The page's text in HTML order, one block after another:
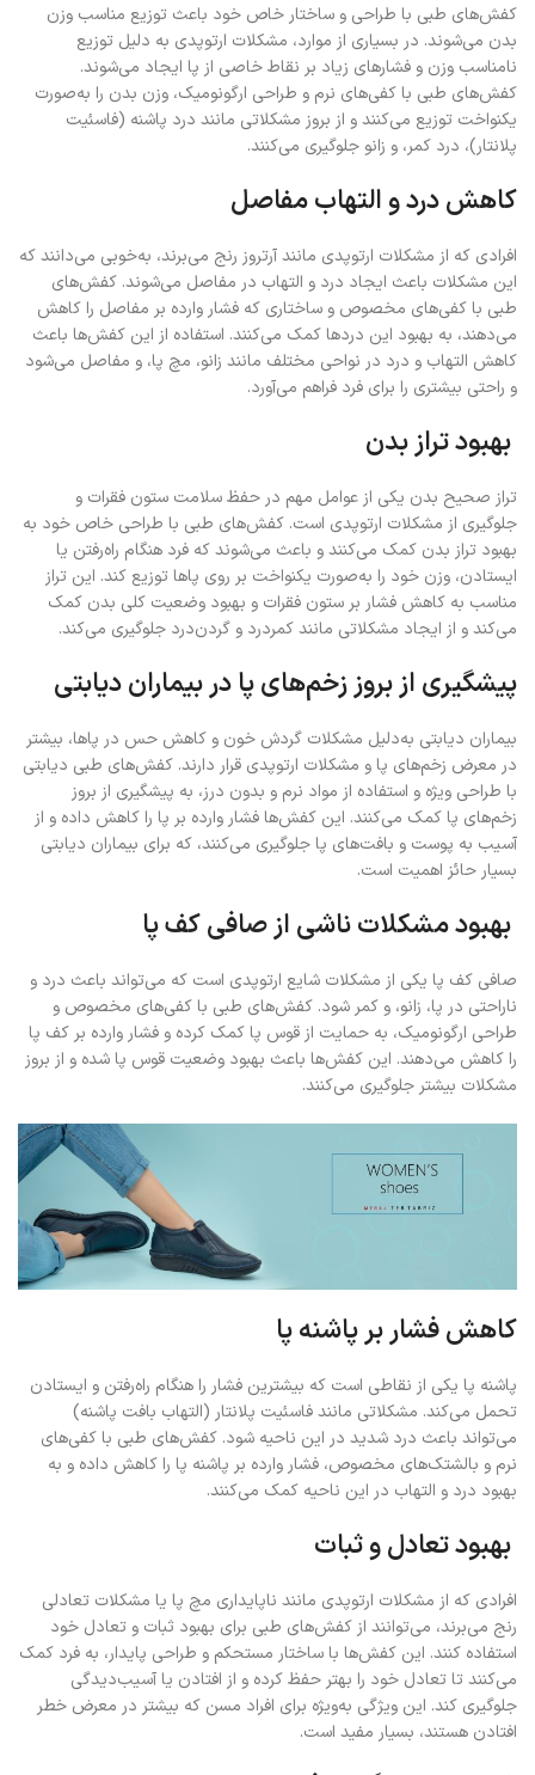
کفش‌های طبی با طراحی و ساختار خاص خود باعث توزیع مناسب وزن
بدن می‌شوند. در بسیاری از موارد، مشکلات ارتوپدی به دلیل توزیع
نامناسب وزن و فشارهای زیاد بر نقاط خاصی از پا ایجاد می‌شوند.
کفش‌های طبی با کفی‌های نرم و طراحی ارگونومیک، وزن بدن را به‌صورت
یکنواخت توزیع می‌کنند و از بروز مشکلاتی مانند درد پاشنه (فاسئیت
پلانتار)، درد کمر، و زانو جلوگیری می‌کنند.
کاهش درد و التهاب مفاصل
افرادی که از مشکلات ارتوپدی مانند آرتروز رنج می‌برند، به‌خوبی می‌دانند که
این مشکلات باعث ایجاد درد و التهاب در مفاصل می‌شوند. کفش‌های
طبی با کفی‌های مخصوص و ساختاری که فشار وارده بر مفاصل را کاهش
می‌دهند، به بهبود این دردها کمک می‌کنند. استفاده از این کفش‌ها باعث
کاهش التهاب و درد در نواحی مختلف مانند زانو، مچ پا، و مفاصل می‌شود
و راحتی بیشتری را برای فرد فراهم می‌آورد.
بهبود تراز بدن
تراز صحیح بدن یکی از عوامل مهم در حفظ سلامت ستون فقرات و
جلوگیری از مشکلات ارتوپدی است. کفش‌های طبی با طراحی خاص خود به
بهبود تراز بدن کمک می‌کنند و باعث می‌شوند که فرد هنگام راه‌رفتن یا
ایستادن، وزن خود را به‌صورت یکنواخت بر روی پاها توزیع کند. این تراز
مناسب به کاهش فشار بر ستون فقرات و بهبود وضعیت کلی بدن کمک
می‌کند و از ایجاد مشکلاتی مانند کمردرد و گردن‌درد جلوگیری می‌کند.
پیشگیری از بروز زخم‌های پا در بیماران دیابتی
بیماران دیابتی به‌دلیل مشکلات گردش خون و کاهش حس در پاها، بیشتر
در معرض زخم‌های پا و مشکلات ارتوپدی قرار دارند. کفش‌های طبی دیابتی
با طراحی ویژه و استفاده از مواد نرم و بدون درز، به پیشگیری از بروز
زخم‌های پا کمک می‌کنند. این کفش‌ها فشار وارده بر پا را کاهش داده و از
آسیب به پوست و بافت‌های پا جلوگیری می‌کنند، که برای بیماران دیابتی
بسیار حائز اهمیت است.
بهبود مشکلات ناشی از صافی کف پا
صافی کف پا یکی از مشکلات شایع ارتوپدی است که می‌تواند باعث درد و
ناراحتی در پا، زانو، و کمر شود. کفش‌های طبی با کفی‌های مخصوص و
طراحی ارگونومیک، به حمایت از قوس پا کمک کرده و فشار وارده بر کف پا
را کاهش می‌دهند. این کفش‌ها باعث بهبود وضعیت قوس پا شده و از بروز
مشکلات بیشتر جلوگیری می‌کنند.
کاهش فشار بر پاشنه پا
پاشنه پا یکی از نقاطی است که بیشترین فشار را هنگام راه‌رفتن و ایستادن
تحمل می‌کند. مشکلاتی مانند فاسئیت پلانتار (التهاب بافت پاشنه)
می‌تواند باعث درد شدید در این ناحیه شود. کفش‌های طبی با کفی‌های
نرم و بالشتک‌های مخصوص، فشار وارده بر پاشنه پا را کاهش داده و به
بهبود درد و التهاب در این ناحیه کمک می‌کنند.
بهبود تعادل و ثبات
افرادی که از مشکلات ارتوپدی مانند ناپایداری مچ پا یا مشکلات تعادلی
رنج می‌برند، می‌توانند از کفش‌های طبی برای بهبود ثبات و تعادل خود
استفاده کنند. این کفش‌ها با ساختار مستحکم و طراحی پایدار، به فرد کمک
می‌کنند تا تعادل خود را بهتر حفظ کرده و از افتادن یا آسیب‌دیدگی
جلوگیری کند. این ویژگی به‌ویژه برای افراد مسن که بیشتر در معرض خطر
افتادن هستند، بسیار مفید است.